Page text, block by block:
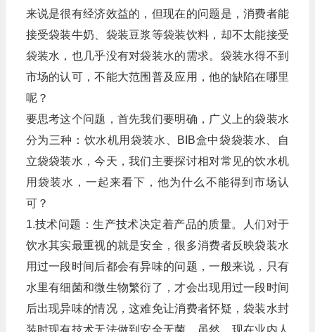
来说是很有经济效益的，但现在的问题是，消费者能
接受袋装牛奶、袋装豆浆等袋装饮料，却不太能接受
袋装水，也几乎没有对袋装水的需求。袋装水得不到
市场的认可，不能大范围普及应用，他的缺陷在哪里
呢？
要思考这个问题，首先我们要明确，广义上的袋装水
分为三种：饮水机用袋装水、BIB盒中袋袋装水、自
立袋袋装水，今天，我们主要探讨相对常见的饮水机
用袋装水，一起来看下，他为什么不能得到市场认
可？
1.技术问题：生产技术决定着产品的质量。人们对于
饮水其实最重视的就是安全，很多消费者反映袋装水
用过一段时间后都会有异味的问题，一般来说，只有
水里有细菌和微生物繁衍了，才会出现用过一段时间
后出现异味的情况，这难免让消费者怀疑，袋装水封